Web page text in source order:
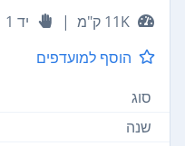
11K ק"מ
|
יד 1
הוסף למועדפים
סוג
שנה